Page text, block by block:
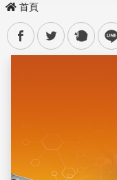
首頁
facebooktwitter plurk line